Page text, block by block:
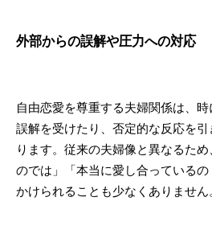
外部からの誤解や圧力への対応
自由恋愛を尊重する夫婦関係は、
誤解を受けたり、否定的な反応を
ります。従来の夫婦像と異なるた
のでは」「本当に愛し合っている
かけられることも少なくありません